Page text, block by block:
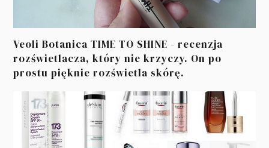
Veoli Botanica TIME TO SHINE - recenzja
rozświetlacza, który nie krzyczy. On po
prostu pięknie rozświetla skórę.